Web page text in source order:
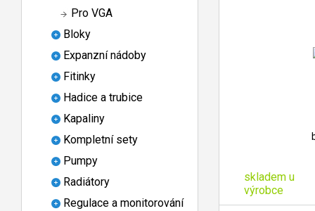
Pro VGA
Bloky
Expanzní nádoby
Fitinky
Hadice a trubice
Kapaliny
Kompletní sety
Pumpy
Radiátory
Regulace a monitorování
skladem u
výrobce